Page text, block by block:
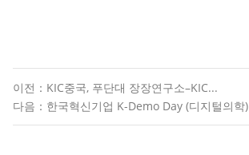
이전：KIC중국, 푸단대 장장연구소–KIC...
다음：한국혁신기업 K-Demo Day (디지털의학)